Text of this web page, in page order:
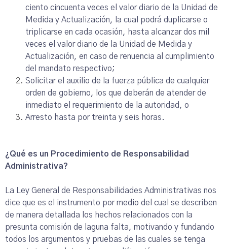
ciento cincuenta veces el valor diario de la Unidad de
Medida y Actualización, la cual podrá duplicarse o
triplicarse en cada ocasión, hasta alcanzar dos mil
veces el valor diario de la Unidad de Medida y
Actualización, en caso de renuencia al cumplimiento
del mandato respectivo;
Solicitar el auxilio de la fuerza pública de cualquier
orden de gobierno, los que deberán de atender de
inmediato el requerimiento de la autoridad, o
Arresto hasta por treinta y seis horas.
¿Qué es un Procedimiento de Responsabilidad
Administrativa?
La Ley General de Responsabilidades Administrativas nos
dice que es el instrumento por medio del cual se describen
de manera detallada los hechos relacionados con la
presunta comisión de laguna falta, motivando y fundando
todos los argumentos y pruebas de las cuales se tenga